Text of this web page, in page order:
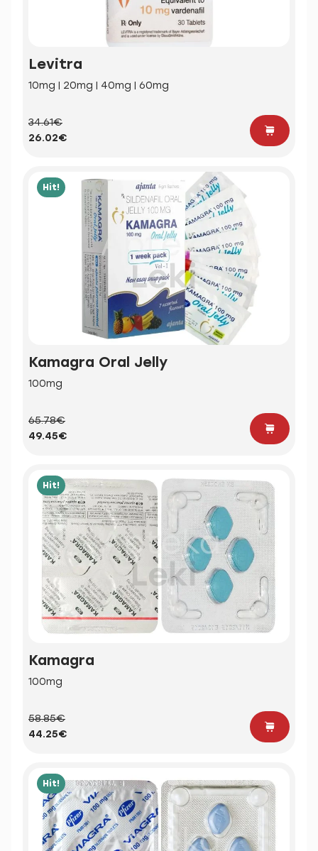
Levitra
10mg | 20mg | 40mg | 60mg
34.61€
26.02€
Hit!
Kamagra Oral Jelly
100mg
65.78€
49.45€
Hit!
Kamagra
100mg
58.85€
44.25€
Hit!